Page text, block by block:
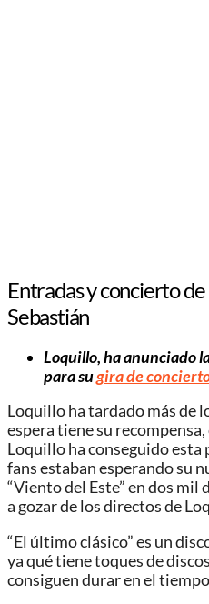
Entradas y concierto
Sebastián
Loquillo, ha anunciado
para sugira de
Loquillo ha tardado más de
espera tiene su
Loquillo ha conseguido esta
fans estaban esperando su
“Viento del Este” en dos
a gozar de los directos de
“El último clásico” es un
ya qué tiene toques de
consiguen durar en el